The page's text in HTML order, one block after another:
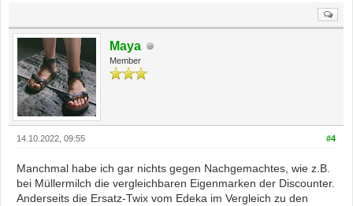
Maya
Member
#4
14.10.2022, 09:55
Manchmal habe ich gar nichts gegen Nachgemachtes, wie z.B.
bei Müllermilch die vergleichbaren Eigenmarken der Discounter.
Anderseits die Ersatz-Twix vom Edeka im Vergleich zu den